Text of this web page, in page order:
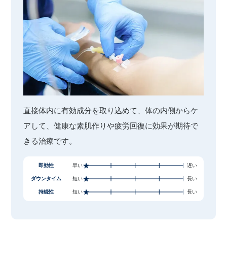
直接体内に有効成分を取り込めて、体の内側からケ
アして、健康な素肌作りや疲労回復に効果が期待で
きる治療です。
即効性 早い 遅い
ダウンタイム 短い 長い
持続性 短い 長い